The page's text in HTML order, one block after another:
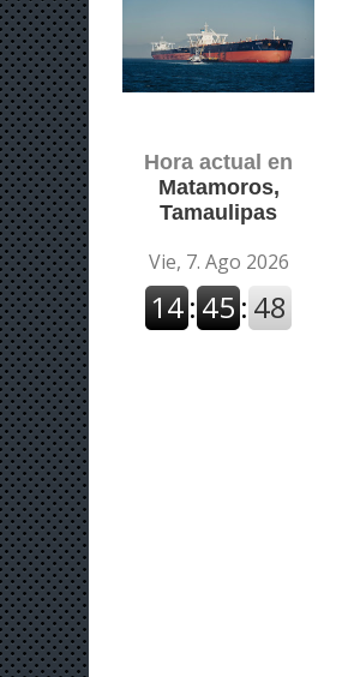
Hora actual en
Matamoros,
Tamaulipas